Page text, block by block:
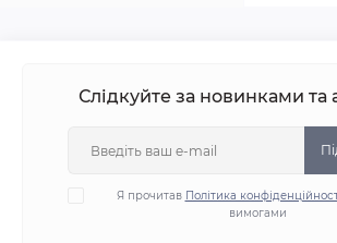
Слідкуйте за новинками та
Я прочитав Політика
вимогами